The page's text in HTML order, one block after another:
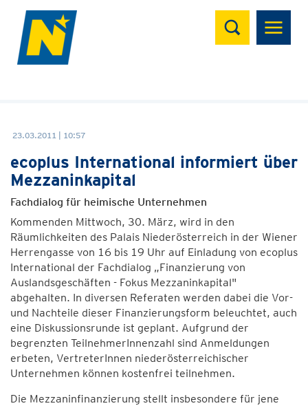
Suchen
23.03.2011 | 10:57
ecoplus International informiert über
Mezzaninkapital
Fachdialog für heimische Unternehmen
Kommenden Mittwoch, 30. März, wird in den
Räumlichkeiten des Palais Niederösterreich in der Wiener
Herrengasse von 16 bis 19 Uhr auf Einladung von ecoplus
International der Fachdialog „Finanzierung von
Auslandsgeschäften - Fokus Mezzaninkapital"
abgehalten. In diversen Referaten werden dabei die Vor-
und Nachteile dieser Finanzierungsform beleuchtet, auch
eine Diskussionsrunde ist geplant. Aufgrund der
begrenzten TeilnehmerInnenzahl sind Anmeldungen
erbeten, VertreterInnen niederösterreichischer
Unternehmen können kostenfrei teilnehmen.
Die Mezzaninfinanzierung stellt insbesondere für jene